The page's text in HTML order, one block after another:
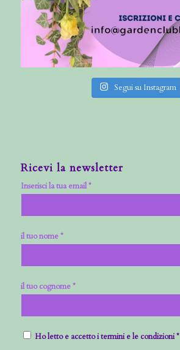
Segui su Instagram
Ricevi la newsletter
Inserisci la tua email *
il tuo nome *
il tuo cognome *
Ho letto e accetto i termini e le condizioni *